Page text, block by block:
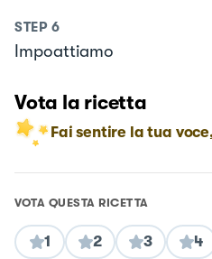
STEP 6
Impoattiamo
Vota la ricetta
Fai sentire la tua
VOTA QUESTA RICETTA
1 2 3 4